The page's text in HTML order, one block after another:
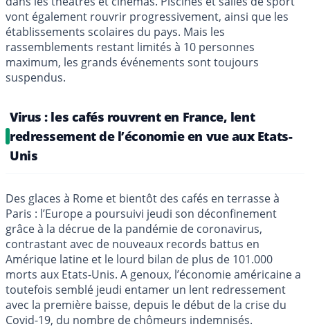
vont également rouvrir progressivement, ainsi que les
établissements scolaires du pays. Mais les
rassemblements restant limités à 10 personnes
maximum, les grands événements sont toujours
suspendus.
Virus : les cafés rouvrent en France, lent
redressement de l’économie en vue aux Etats-
Unis
Des glaces à Rome et bientôt des cafés en terrasse à
Paris : l’Europe a poursuivi jeudi son déconfinement
grâce à la décrue de la pandémie de coronavirus,
contrastant avec de nouveaux records battus en
Amérique latine et le lourd bilan de plus de 101.000
morts aux Etats-Unis. A genoux, l’économie américaine a
toutefois semblé jeudi entamer un lent redressement
avec la première baisse, depuis le début de la crise du
Covid-19, du nombre de chômeurs indemnisés.